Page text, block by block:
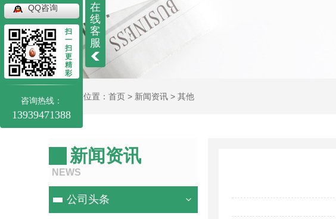
当前位置： 首页 > 新闻资讯 > 其他
新闻资讯
NEWS
公司头条
在
线
客
服
QQ咨询
扫
一
扫
更
精
彩
咨询热线：
13939471388